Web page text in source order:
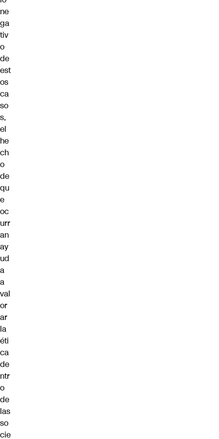
ne
ga
tiv
o
de
est
os
ca
so
s,
el
he
ch
o
de
qu
e
oc
urr
an
ay
ud
a
a
val
or
ar
la
éti
ca
de
ntr
o
de
las
so
cie